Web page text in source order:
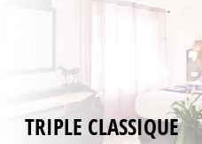
TRIPLE CLASSIQUE